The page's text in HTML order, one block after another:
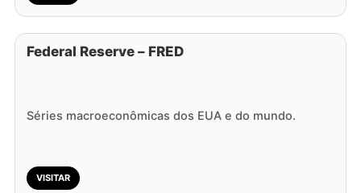
Federal Reserve – FRED
Séries macroeconômicas dos EUA e do mundo.
VISITAR